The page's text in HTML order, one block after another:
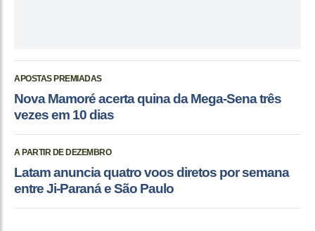
APOSTAS PREMIADAS
Nova Mamoré acerta quina da Mega-Sena três
vezes em 10 dias
A PARTIR DE DEZEMBRO
Latam anuncia quatro voos diretos por semana
entre Ji-Paraná e São Paulo